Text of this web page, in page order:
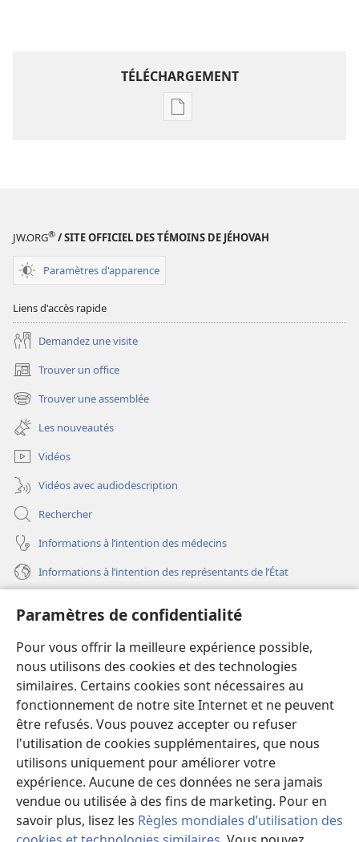
Paramètres de confidentialité
Pour vous offrir la meilleure expérience possible,
nous utilisons des cookies et des technologies
similaires. Certains cookies sont nécessaires au
fonctionnement de notre site Internet et ne peuvent
être refusés. Vous pouvez accepter ou refuser
l'utilisation de cookies supplémentaires, que nous
utilisons uniquement pour améliorer votre
expérience. Aucune de ces données ne sera jamais
vendue ou utilisée à des fins de marketing. Pour en
savoir plus, lisez les Règles mondiales d’utilisation des
TÉLÉCHARGEMENT
Options
LA
2008
JW.ORG® / SITE OFFICIEL DES TÉMOINS DE JÉHOVAH
Paramètres d'apparence
Liens d'accès rapide
Demandez une visite
Trouver un office
(ouvre
une
nouvelle
fenêtre)
Trouver une assemblée
(ouvre
une
nouvelle
fenêtre)
Les nouveautés
Vidéos
Vidéos avec audiodescription
Rechercher
Informations à l’intention des médecins
Informations à l’intention des représentants de l’État
(ouvre
une
nouvelle
fenêtre)
Bibliothèque en ligne
(ouvre
une
nouvelle
fenêtre)
JW Hub®
(ouvre
une
nouvelle
fenêtre)
JW Library
Watchtower Library